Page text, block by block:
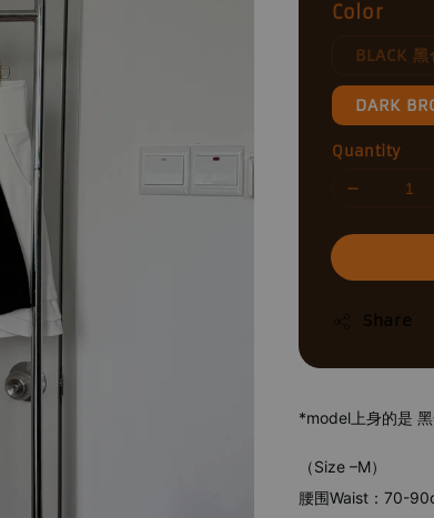
Color
BLACK 黑
DARK
Quantity
Share
*model上身的是
（Size –M）
腰围Waist：70-